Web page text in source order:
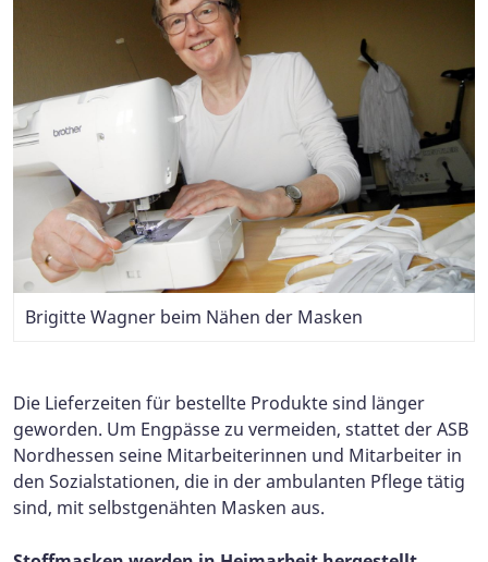
Brigitte Wagner beim Nähen der Masken
Wolfgang Wagner beim Bügeln
Heidelinde Liepe und Gerda Wedekind beim
Die Lieferzeiten für bestellte Produkte sind länger
geworden. Um Engpässe zu vermeiden, stattet der ASB
Nordhessen seine Mitarbeiterinnen und Mitarbeiter in
den Sozialstationen, die in der ambulanten Pflege tätig
sind, mit selbstgenähten Masken aus.